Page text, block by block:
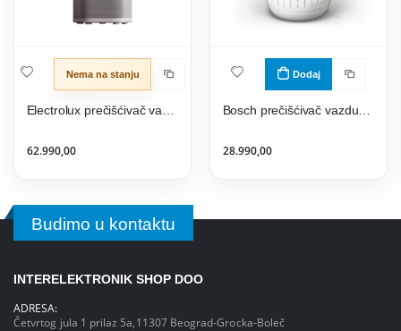
Nema na stanju
62.990,00
Dodaj
28.990,00
Budimo u kontaktu
INTERELEKTRONIK SHOP DOO
ADRESA:
Četvrtog jula 1 prilaz 5a,11307 Beograd-Grocka-Boleč